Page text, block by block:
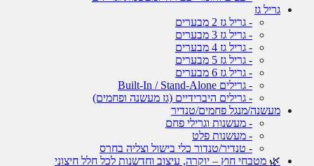
גריל גז
- גריל גז 2 מבערים
- גריל גז 3 מבערים
- גריל גז 4 מבערים
- גריל גז 5 מבערים
- גריל גז 6 מבערים
- גרילים Built-In / Stand-Alone
- גרילים היברידיים (גז מעשנה ופחמים)
מעשנה/מנגל פחמים/טנדיר
- מעשנות וגרילי פחם
- מעשנות פלט
- טנדיר/טנדור כלי בישול וצליה בחרס
🌿 מטבחי חוץ – יוקרה, עיצוב וחדשנות לכל חלל חיצוני